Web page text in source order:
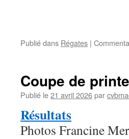
Publié dans Régates |
Coupe de
Publié le21 avril 2026par
Résultats
Photos Francine